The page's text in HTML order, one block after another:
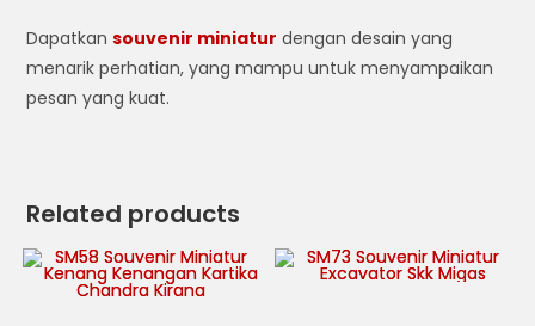
Dapatkansouvenir miniatur dengan desain yang
menarik perhatian, yang mampu untuk menyampaikan
pesan yang kuat.
Related products